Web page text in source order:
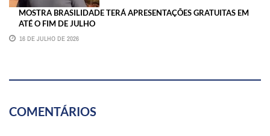
MOSTRA BRASILIDADE TERÁ APRESENTAÇÕES GRATUITAS EM
ATÉ O FIM DE JULHO
16 DE JULHO DE 2026
COMENTÁRIOS